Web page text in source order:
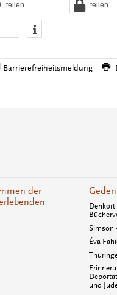
teilen teilen
Barrierefreiheitsmeldung
der
Denkort
Simson
Éva
und